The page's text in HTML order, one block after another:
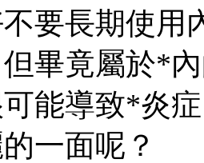
要長期使用
畢竟屬於*
能導致*炎
一面呢？